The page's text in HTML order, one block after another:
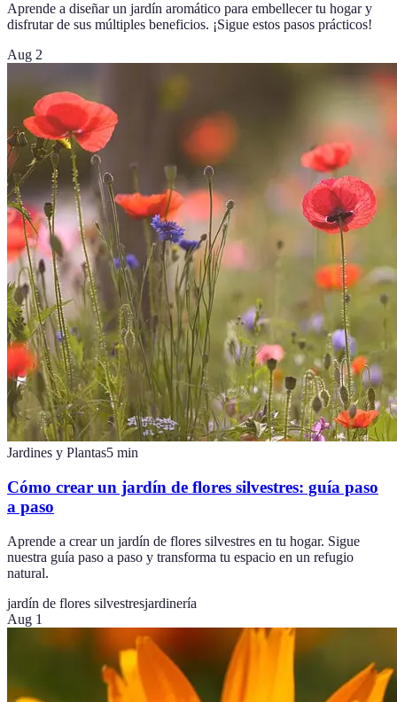
Aprende a diseñar un jardín aromático para embellecer tu hogar y
disfrutar de sus múltiples beneficios. ¡Sigue estos pasos prácticos!
Aug 2
Jardines y Plantas5 min
Cómo crear un jardín de flores silvestres: guía paso
a paso
Aprende a crear un jardín de flores silvestres en tu hogar. Sigue
nuestra guía paso a paso y transforma tu espacio en un refugio
natural.
jardín de flores silvestresjardinería
Aug 1